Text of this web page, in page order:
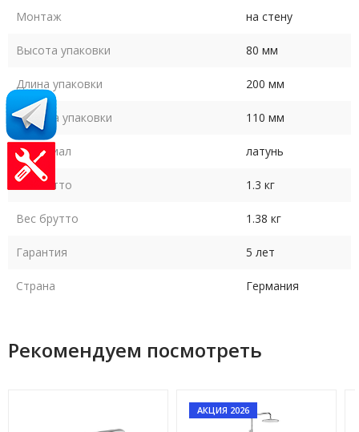
Монтаж на стену
Высота упаковки 80 мм
Длина упаковки 200 мм
Ширина упаковки 110 мм
Материал латунь
Вес нетто 1.3 кг
Вес брутто 1.38 кг
Гарантия 5 лет
Страна Германия
Рекомендуем посмотреть
АКЦИЯ 2026